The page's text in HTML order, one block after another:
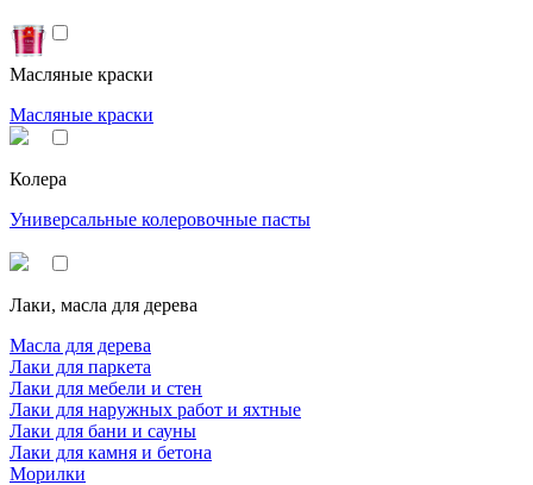
Масляные краски
Масляные краски
Колера
Универсальные колеровочные пасты
Лаки, масла для дерева
Масла для дерева
Лаки для паркета
Лаки для мебели и стен
Лаки для наружных работ и яхтные
Лаки для бани и сауны
Лаки для камня и бетона
Морилки